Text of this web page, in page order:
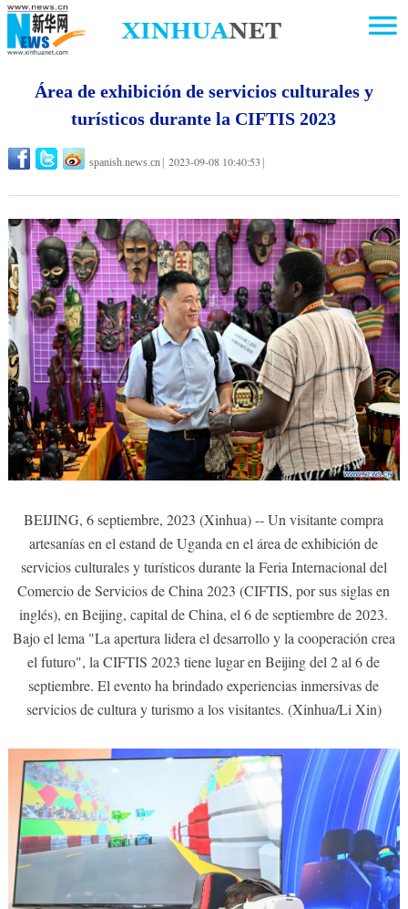
Área de exhibición de servicios culturales y
turísticos durante la CIFTIS 2023
spanish.news.cn 2023-09-08 10:40:53
BEIJING, 6 septiembre, 2023 (Xinhua) -- Un visitante compra
artesanías en el estand de Uganda en el área de exhibición de
servicios culturales y turísticos durante la Feria Internacional del
Comercio de Servicios de China 2023 (CIFTIS, por sus siglas en
inglés), en Beijing, capital de China, el 6 de septiembre de 2023.
Bajo el lema "La apertura lidera el desarrollo y la cooperación crea
el futuro", la CIFTIS 2023 tiene lugar en Beijing del 2 al 6 de
septiembre. El evento ha brindado experiencias inmersivas de
servicios de cultura y turismo a los visitantes. (Xinhua/Li Xin)